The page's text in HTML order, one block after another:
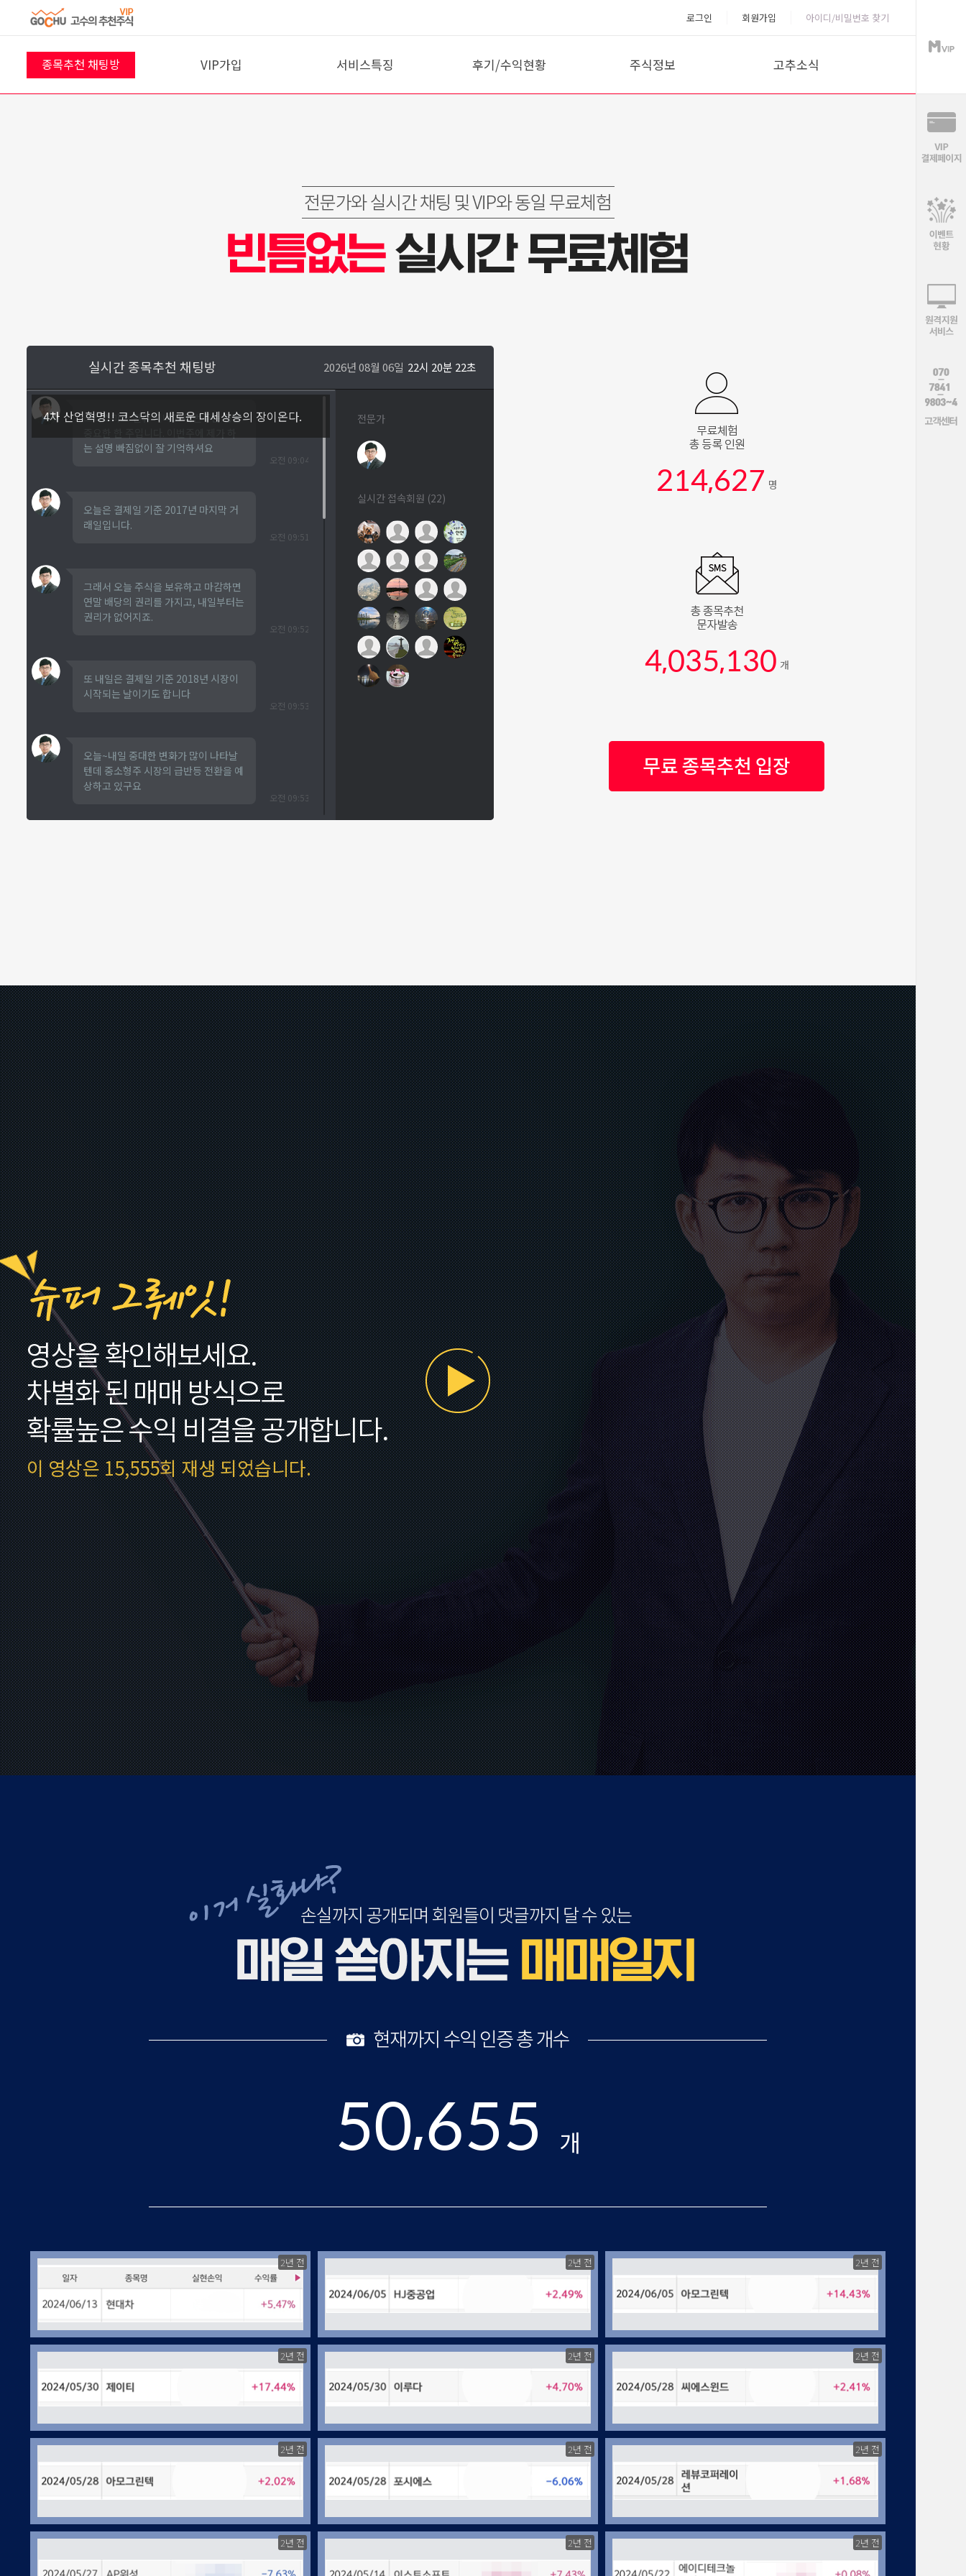
로그인 회원가입 아이디/비밀번호 찾기
종목추천 채팅방 VIP가입 서비스특징 후기/수익현황 주식정보 고추소식
실시간 종목추천 채팅방 22시 20분 23초
2026년 08월 06일
4차 산업혁명!! 코스닥의 새로운 대세상승의 장이온다.
크리스마스 연휴 지나고 이번주는 정말
는 설명 빠짐없이 잘 기억하셔요
오전 09:04
오늘은 결제일 기준 2017년 마지막 거
래일입니다.
오전 09:51
그래서 오늘 주식을 보유하고 마감하면
연말 배당의 권리를 가지고, 내일부터는
권리가 없어지죠.
오전 09:52
또 내일은 결제일 기준 2018년 시장이
시작되는 날이기도 합니다
오전 09:53
오늘~내일 중대한 변화가 많이 나타날
텐데 중소형주 시장의 급반등 전환을 예
상하고 있구요
오전 09:53
회되었다고 보는게 맞습니다
오전 09:57
특히 지난 금요일 개인 코스닥 매도, 기
관 코스닥 매수는 역대 최고 기록을 갈
아치웠구요
오전 09:58
최근 출회된 개인의 순매도 중 상당 부
분은 당장 내일 ~ 연초에 다시 들어온
다!! 이게 핵심입니다.
오전 09:58
정부, 새 먹거리 13개 분야 선정…내년
1.56조 지원 박수형 기자 2017.12.25
오전 09:59
정부 4차산업 혁명 중심 새로운 성장동
력을 키우기 위해 집중하고 있구요
오전 10:00
혁신창업 생태계를 만들기 위해 벤처,
스타트업 기업들을 지원에도 집중할 예
정입니다
오전 10:00
그것이 가능하려면 기본적으로 코스닥
시장이 활성화되어야 합니다. 그래야 기
업들의 자금조달, 투자 등이 선순환 되
면서 시너지가 나오겠죠
오전 10:01
그래서 코스닥 시장 활성화를 하려고 여
러가지 카드를 만지작 거리고 있고, 조
만간 발표할 예정입니다
오전 10:01
이 모든 상황을 종합해 봤을 때 연말~연
초 코스닥을 중심으로 아주 좋은 기회의
장이 올 것으로 보고 있습니다
오전 10:10
몇 년 동안 경험하지 못했던 강력한 장
전문가
실시간 접속회원 (22) 214,627 명
4,035,130 개
이 영상은 15,555회 재생 되었습니다.
50,655 개
2년 전 2년 전 2년 전
2년 전 2년 전 2년 전
2년 전 2년 전 2년 전
2년 전 2년 전 2년 전